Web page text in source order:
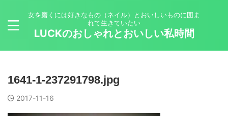
女を磨くには好きなもの（ネイル）とおいしいものに囲ま
れて生きていたい
LUCKのおしゃれとおいしい私時間
1641-1-237291798.jpg
2017-11-16